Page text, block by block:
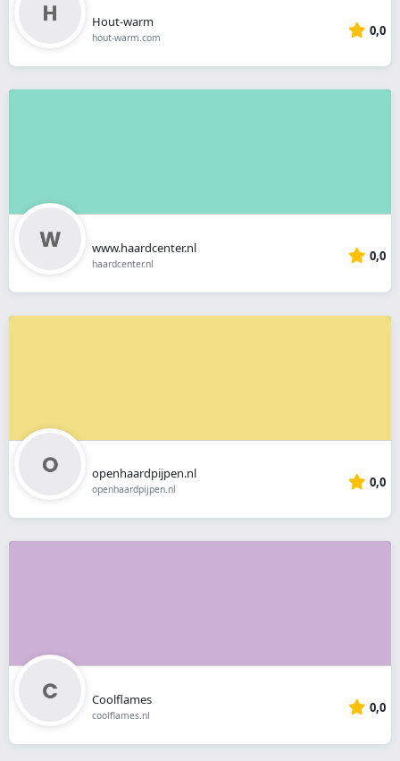
Hout-warm
hout-warm.com 0,0
www.haardcenter.nl
haardcenter.nl 0,0
openhaardpijpen.nl
openhaardpijpen.nl 0,0
Coolflames
coolflames.nl 0,0